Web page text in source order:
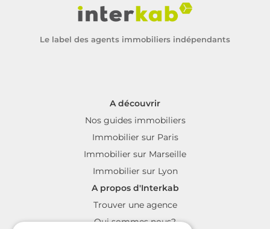
Le label des agents immobiliers indépendants
A découvrir
Nos guides immobiliers
Immobilier sur Paris
Immobilier sur Marseille
Immobilier sur Lyon
A propos d'Interkab
Trouver une agence
Qui sommes nous?